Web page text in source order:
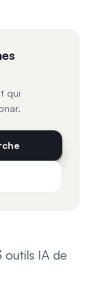
qui
outils IA de